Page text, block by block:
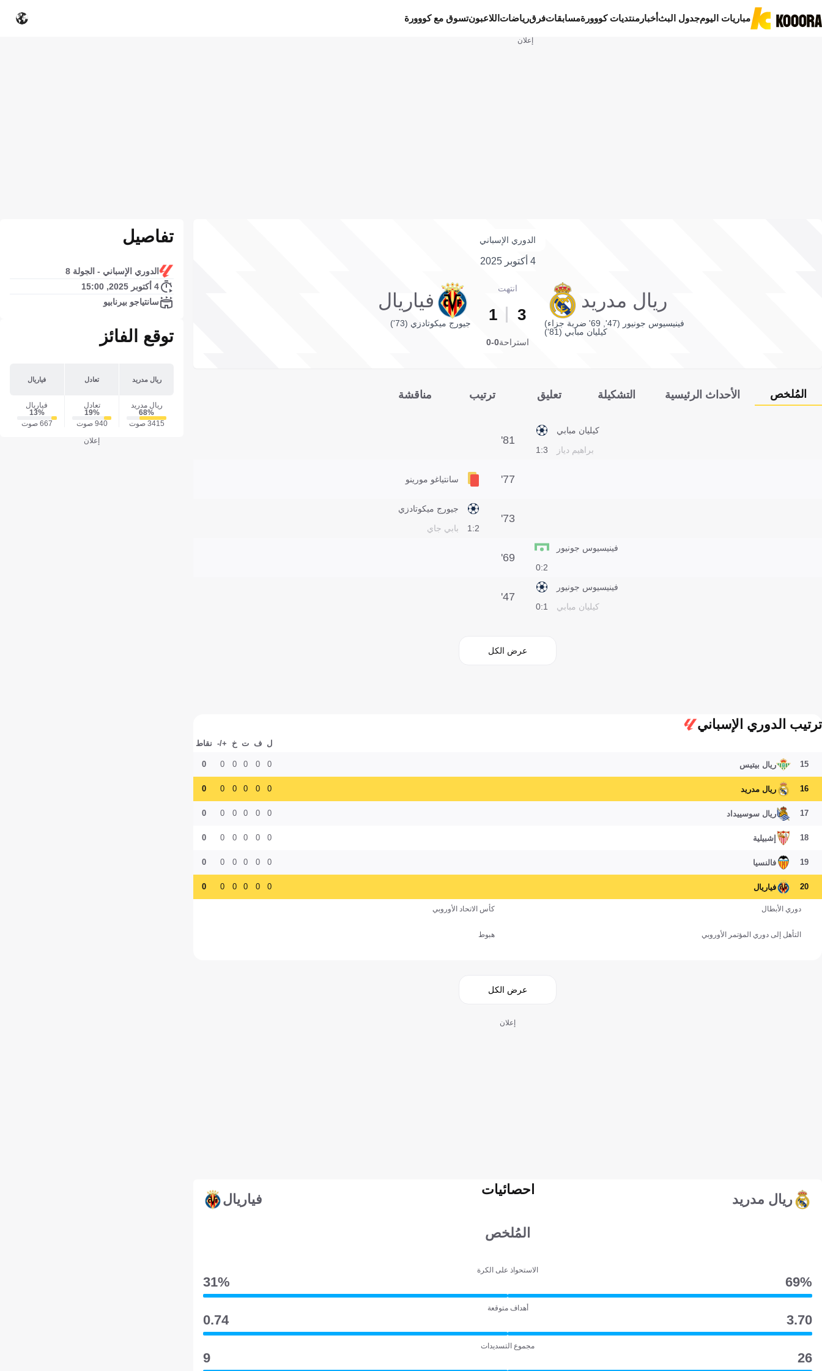
مباريات اليومجدول البثأخبار منتديات كووورةمسابقاتفرقرياضات اللاعبونتسوق مع كووورة
إعلان
الدوري الإسباني
4 أكتوبر 2025
ريال مدريد
فينيسيوس جونيور (47', 69' ضربة جزاء)
كيليان مبابي (81')
انتهت
3
1
فياريال
جيورج ميكوتادزي (73')
استراحة0-0
المُلخص الأحداث الرئيسية التشكيلة تعليق ترتيب مناقشة
3:1
كيليان مبابي
براهيم دياز
81'
سانتياغو مورينو 77'
2:1
جيورج ميكوتادزي
بابي جاي
73'
2:0
فينيسيوس جونيور
69'
1:0
فينيسيوس جونيور
كيليان مبابي
47'
عرض الكل
ترتيب الدوري الإسباني
ل ف ت خ +/- نقاط
15 ريال بيتيس 0
0
0
0
0
0
16 ريال مدريد 0
0
0
0
0
0
17 ريال سوسييداد 0
0
0
0
0
0
18 إشبيلية 0
0
0
0
0
0
19 فالنسيا 0
0
0
0
0
0
20 فياريال 0
0
0
0
0
0
دوري الأبطال كأس الاتحاد الأوروبي
التأهل إلى دوري المؤتمر الأوروبي هبوط
عرض الكل
إعلان
ريال مدريد
احصائيات
فياريال
المُلخص
الاستحواذ على الكرة
69‎%‎
31‎%‎
أهداف متوقعة
3.70
0.74
مجموع التسديدات
26
9
تفاصيل
الدوري الإسباني - الجولة 8
4 أكتوبر 2025, 15:00
سانتياجو بيرنابيو
توقع الفائز
ريال مدريد تعادل فياريال
ريال مدريد
68‎%‎
3415 صوت
تعادل
19‎%‎
940 صوت
فياريال
13‎%‎
667 صوت
إعلان